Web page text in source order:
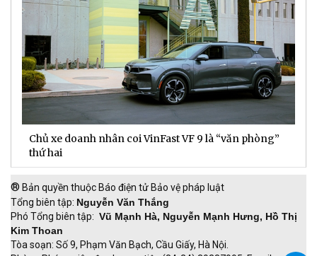
Chủ xe doanh nhân coi VinFast VF 9 là “văn phòng”
thứ hai
® Bản quyền thuộc Báo điện tử Bảo vệ pháp luật
Tổng biên tập: Nguyễn Văn Thắng
Phó Tổng biên tập: Vũ Mạnh Hà, Nguyễn Mạnh Hưng, Hồ Thị
Kim Thoan
Tòa soạn: Số 9, Phạm Văn Bạch, Cầu Giấy, Hà Nội.